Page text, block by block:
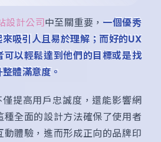
設計公司中至關重要， 一個優秀
吸引人且易於理解；而好的UX
可以輕鬆達到他們的目標或是找
體滿意度。
提高用戶忠誠度，還能影響網
種全面的設計方法確保了使用者
體驗，進而形成正向的品牌印